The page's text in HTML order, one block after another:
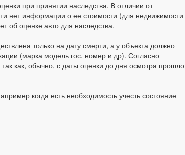
при принятии наследства. В отличии от
нет информации о ее стоимости (для недвижимости
об оценке авто для наследства.
только на дату смерти, а у объекта должно
(марка модель гос. номер и др). Согласно
как, обычно, с даты оценки до дня осмотра прошло
когда есть необходимость учесть состояние